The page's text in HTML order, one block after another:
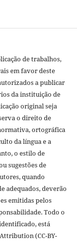
de trabalhos,
em favor deste
a publicar
da instituição de
original seja
o direito de
ortográfica
da língua e a
o estilo de
sugestões de
quando
adequados, deverão
emitidas pelos
Todo o
está
(CC-BY-